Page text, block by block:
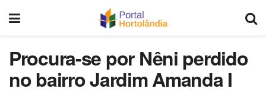
Procura-se por Nêni perdido
no bairro Jardim Amanda I